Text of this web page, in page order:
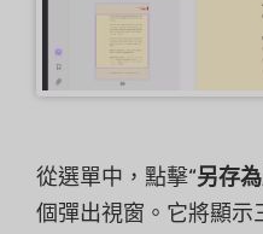
從選單中，點擊“另存
個彈出視窗。它將顯示